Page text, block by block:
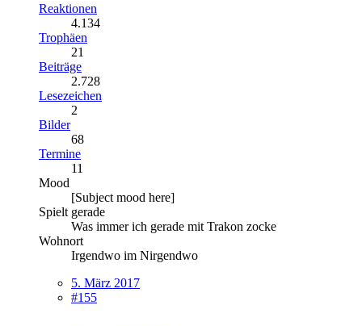
Reaktionen
4.134
Trophäen
21
Beiträge
2.728
Lesezeichen
2
Bilder
68
Termine
11
Mood
[Subject mood here]
Spielt gerade
Was immer ich gerade mit Trakon zocke
Wohnort
Irgendwo im Nirgendwo
5. März 2017
#155